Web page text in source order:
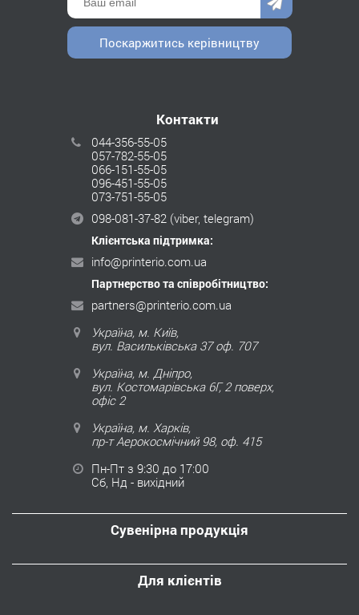
Поскаржитись керівництву
Контакти
044-356-55-05
057-782-55-05
066-151-55-05
096-451-55-05
073-751-55-05
098-081-37-82 (viber, telegram)
Клієнтська підтримка:
info@printerio.com.ua
Партнерство та співробітництво:
partners@printerio.com.ua
Україна, м. Київ,
вул. Васильківська 37 оф. 707
Україна, м. Дніпро,
вул. Костомарівська 6Г, 2 поверх,
офіс 2
Україна, м. Харків,
пр-т Аерокосмічний 98, оф. 415
Пн-Пт з 9:30 до 17:00
Сб, Нд - вихідний
Сувенірна продукція
Для клієнтів